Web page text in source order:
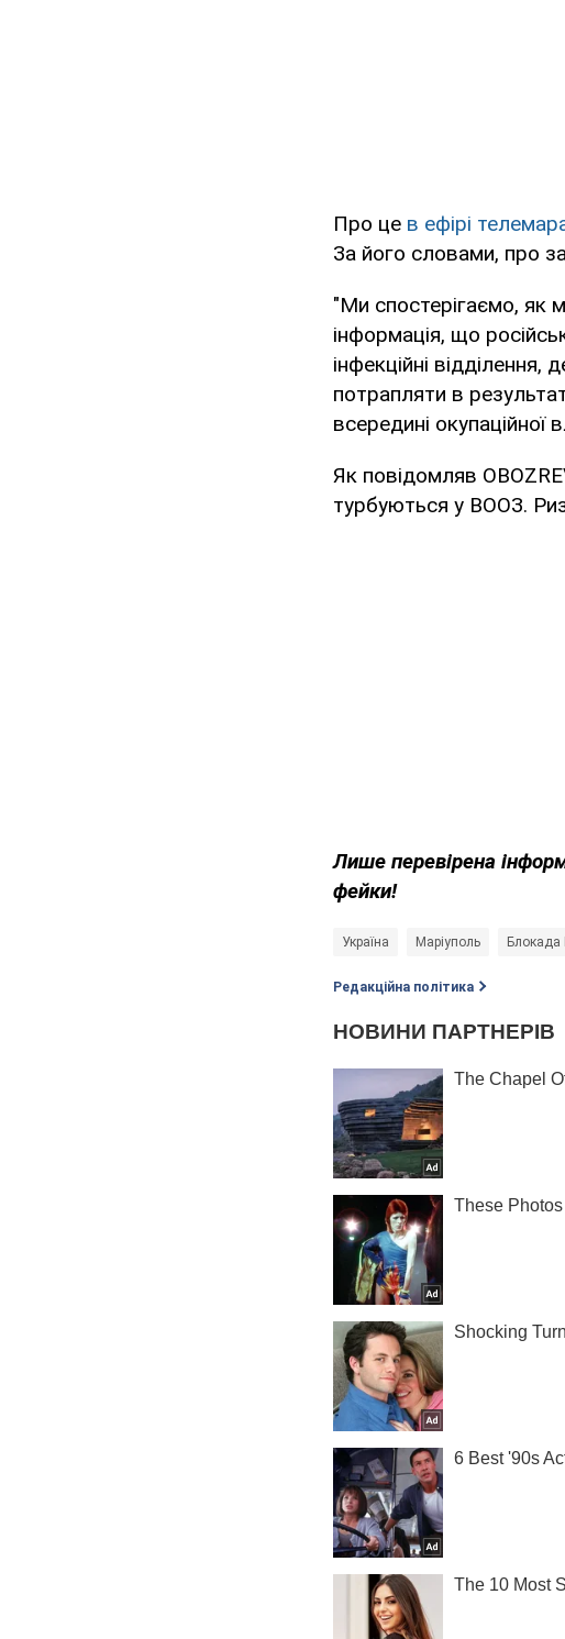
Про це в ефірі
За його словами, про
"Ми спостерігаємо, як
інформація, що
інфекційні
потрапляти в
всередині
Як повідомляв
турбуються у ВООЗ.
Лише перевірена
фейки!
Україна Маріуполь Блокада
Редакційна політика